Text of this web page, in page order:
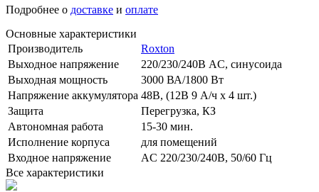
Подробнее о доставке и оплате
Основные характеристики
Производитель
Roxton
Выходное напряжение
220/230/240В AC, синусоида
Выходная мощность
3000 ВА/1800 Вт
Напряжение аккумулятора 48В, (12В 9 А/ч х 4 шт.)
Защита
Перегрузка, КЗ
Автономная работа
15-30 мин.
Исполнение корпуса
для помещений
Входное напряжение
AC 220/230/240В, 50/60 Гц
Все характеристики